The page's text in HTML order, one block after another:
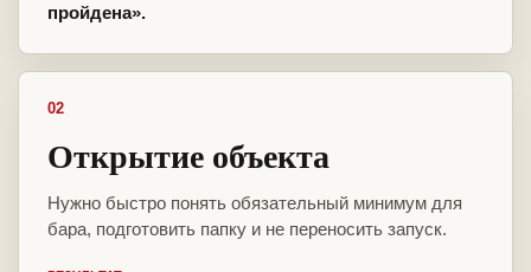
пройдена».
02
Открытие объекта
Нужно быстро понять обязательный минимум для
бара, подготовить папку и не переносить запуск.